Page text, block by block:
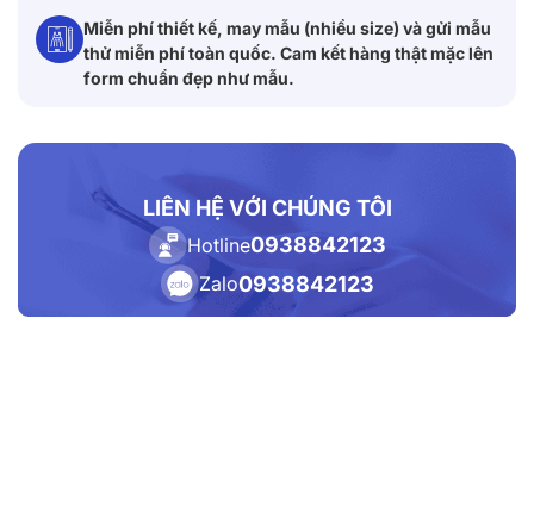
Miễn phí thiết kế, may mẫu (nhiều size) và gửi mẫu
thử miễn phí toàn quốc. Cam kết hàng thật mặc lên
form chuẩn đẹp như mẫu.
LIÊN HỆ VỚI CHÚNG TÔI
Hotline0938842123
Zalo0938842123